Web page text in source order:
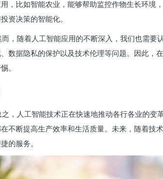
，比如智能农业，能够帮助监控作物生长环境
资决策的智能化。
而，随着人工智能应用的不断深入，我们也需要
数据隐私的保护以及技术伦理等问题。因此，
。
之，人工智能技术正在快速地推动各行各业的变
不断提高生产效率和生活质量。未来，随着技
的服务。